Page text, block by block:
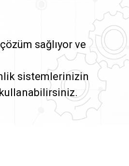
sağlıyor ve
sistemlerinizin